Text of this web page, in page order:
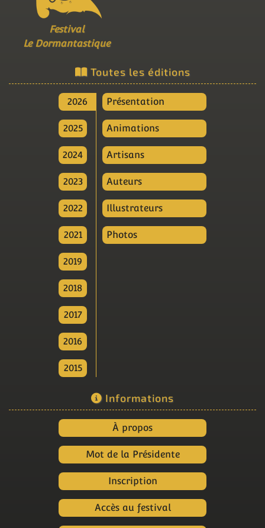
Festival
Le Dormantastique
Toutes les éditions
2026
2025
2024
2023
2022
2021
2019
2018
2017
2016
2015
Présentation
Animations
Artisans
Auteurs
Illustrateurs
Photos
Informations
À propos
Mot de la Présidente
Inscription
Accès au festival